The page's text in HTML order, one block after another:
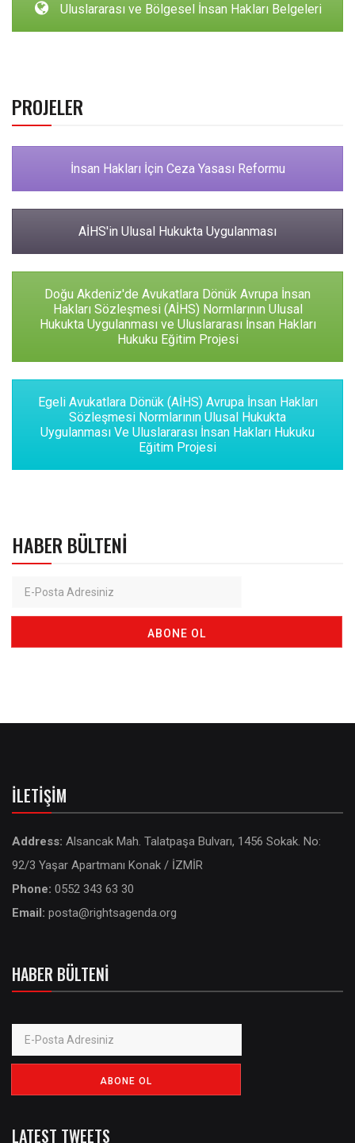
Uluslararası ve Bölgesel İnsan Hakları Belgeleri
PROJELER
İnsan Hakları İçin Ceza Yasası Reformu
AİHS'in Ulusal Hukukta Uygulanması
Doğu Akdeniz'de Avukatlara Dönük Avrupa İnsan
Hakları Sözleşmesi (AİHS) Normlarının Ulusal
Hukukta Uygulanması ve Uluslararası İnsan Hakları
Hukuku Eğitim Projesi
Egeli Avukatlara Dönük (AİHS) Avrupa İnsan Hakları
Sözleşmesi Normlarının Ulusal Hukukta
Uygulanması Ve Uluslararası İnsan Hakları Hukuku
Eğitim Projesi
HABER BÜLTENI
İLETIŞIM
Address: Alsancak Mah. Talatpaşa Bulvarı, 1456 Sokak. No:
92/3 Yaşar Apartmanı Konak / İZMİR
Phone: 0552 343 63 30
Email: posta@rightsagenda.org
HABER BÜLTENI
LATEST TWEETS